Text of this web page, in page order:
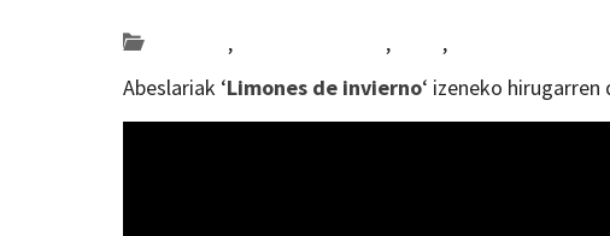
, , ,
Abeslariak ‘Limones de invierno‘ izeneko